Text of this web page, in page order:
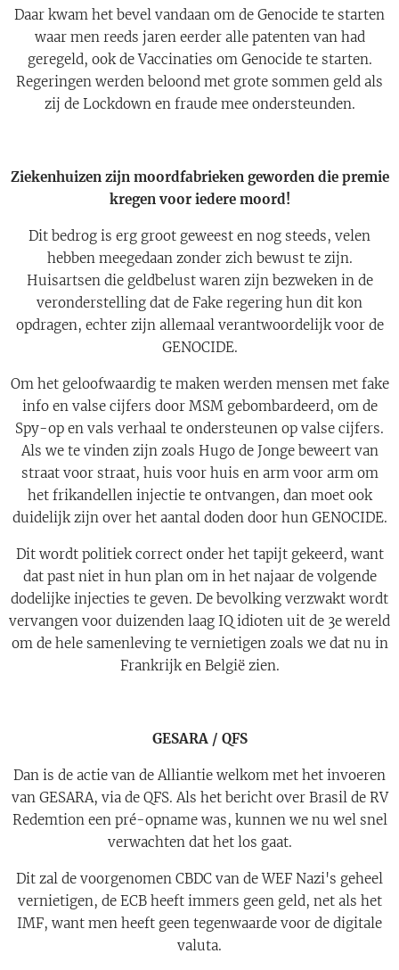
Daar kwam het bevel vandaan om de Genocide te starten
waar men reeds jaren eerder alle patenten van had
geregeld, ook de Vaccinaties om Genocide te starten.
Regeringen werden beloond met grote sommen geld als
zij de Lockdown en fraude mee ondersteunden.
Ziekenhuizen zijn moordfabrieken geworden die premie
kregen voor iedere moord!
Dit bedrog is erg groot geweest en nog steeds, velen
hebben meegedaan zonder zich bewust te zijn.
Huisartsen die geldbelust waren zijn bezweken in de
veronderstelling dat de Fake regering hun dit kon
opdragen, echter zijn allemaal verantwoordelijk voor de
GENOCIDE.
Om het geloofwaardig te maken werden mensen met fake
info en valse cijfers door MSM gebombardeerd, om de
Spy-op en vals verhaal te ondersteunen op valse cijfers.
Als we te vinden zijn zoals Hugo de Jonge beweert van
straat voor straat, huis voor huis en arm voor arm om
het frikandellen injectie te ontvangen, dan moet ook
duidelijk zijn over het aantal doden door hun GENOCIDE.
Dit wordt politiek correct onder het tapijt gekeerd, want
dat past niet in hun plan om in het najaar de volgende
dodelijke injecties te geven. De bevolking verzwakt wordt
vervangen voor duizenden laag IQ idioten uit de 3e wereld
om de hele samenleving te vernietigen zoals we dat nu in
Frankrijk en België zien.
GESARA / QFS
Dan is de actie van de Alliantie welkom met het invoeren
van GESARA, via de QFS. Als het bericht over Brasil de RV
Redemtion een pré-opname was, kunnen we nu wel snel
verwachten dat het los gaat.
Dit zal de voorgenomen CBDC van de WEF Nazi's geheel
vernietigen, de ECB heeft immers geen geld, net als het
IMF, want men heeft geen tegenwaarde voor de digitale
valuta.